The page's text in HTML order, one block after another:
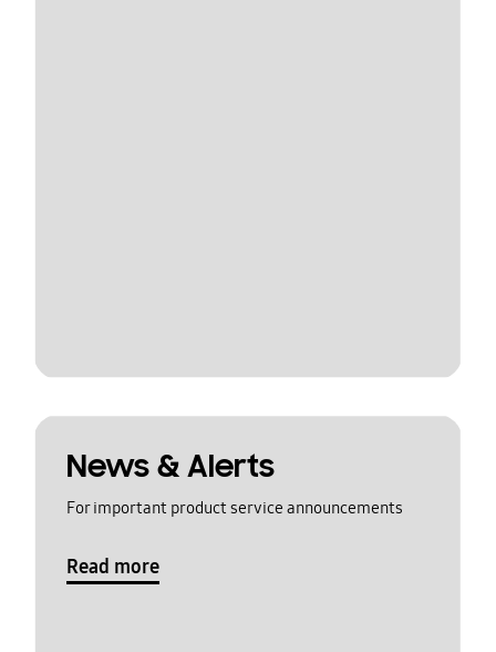
News & Alerts
For important product service announcements
Read more